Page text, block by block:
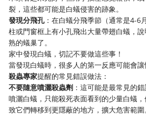
裂，這些都可能是白蟻侵害的跡象。
發現分飛孔：在白蟻分飛季節（通常是4-6
柱或門窗框上有小孔飛出大量帶翅白蟻，
熟的蟻巢了。
家中發現白蟻，切記不要做這些事！
當發現白蟻時，很多人的第一反應可能會
殺蟲專家提醒的常見錯誤做法：
不要隨意噴灑殺蟲劑 ：這可能是最常見的
噴灑白蟻，只能殺死表面看到的少量白蟻
致它們轉移到更隱蔽的地方，擴大危害範